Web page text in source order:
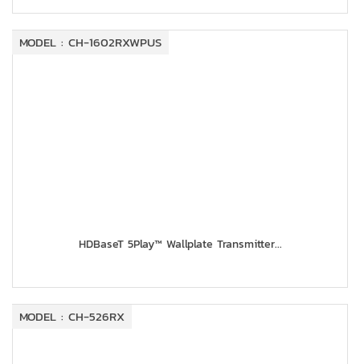
MODEL : CH-1602RXWPUS
HDBaseT 5Play™ Wallplate Transmitter...
MODEL : CH-526RX